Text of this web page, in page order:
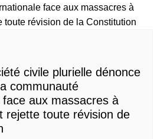
civile plurielle dénonce
communauté
face aux massacres à
rejette toute révision de